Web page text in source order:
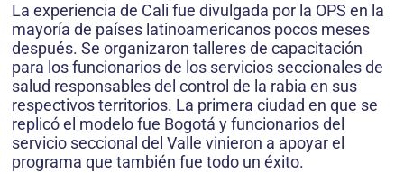
La experiencia de Cali fue divulgada por la OPS en la
mayoría de países latinoamericanos pocos meses
después. Se organizaron talleres de capacitación
para los funcionarios de los servicios seccionales de
salud responsables del control de la rabia en sus
respectivos territorios. La primera ciudad en que se
replicó el modelo fue Bogotá y funcionarios del
servicio seccional del Valle vinieron a apoyar el
programa que también fue todo un éxito.